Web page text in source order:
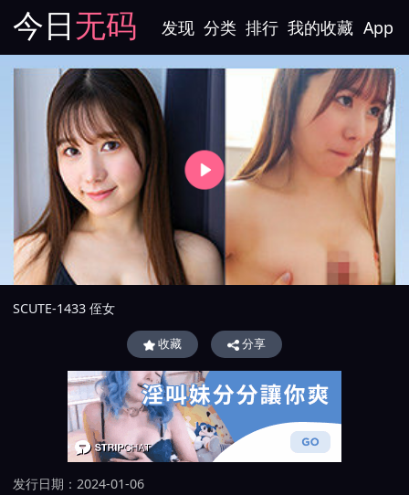
今日无码 发现 分类 排行 我的收藏 App
SCUTE-1433 侄女
收藏 分享
发行日期：2024-01-06